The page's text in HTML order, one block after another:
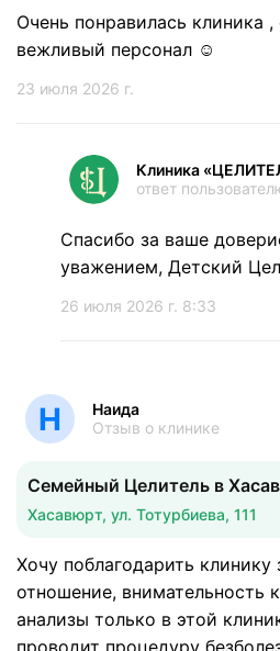
Очень понравилась клиника
вежливый персонал ☺️
23 июля 2026 г.
Клиника
ответ
Спасибо за ваше
уважением, Детский
26 июля 2026 г. 8:33
Н
Наида
Отзыв о клинике
Семейный Целитель в
Хасавюрт, ул. Тотурбиева, 111
Хочу поблагодарить
отношение, внимательность
анализы только в этой
проводит процедуру